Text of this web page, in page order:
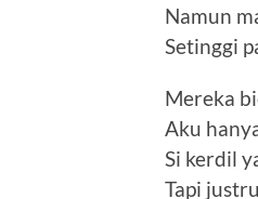
Namun
Setinggi
Mereka
Aku
Si kerdil
Tapi